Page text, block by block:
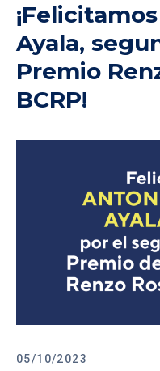
Ayala,
Premio
BCRP!
05/10/2023